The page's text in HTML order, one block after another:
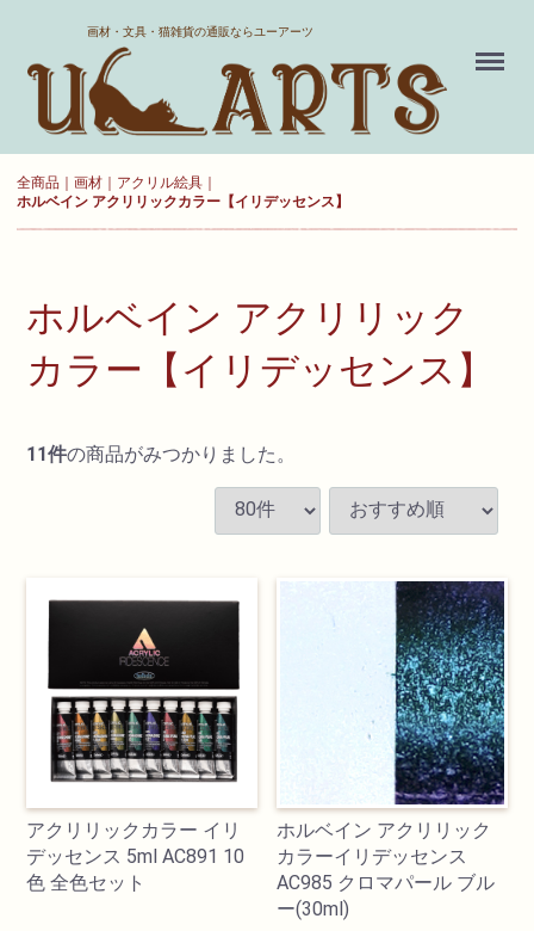
画材・文具・猫雑貨の通販ならユーアーツ
Menu
全商品 画材
アクリル絵具
ホルベイン アクリリックカラー【イリデッセンス】
ホルベイン アクリリック
カラー【イリデッセンス】
11件の商品がみつかりました。
アクリリックカラー イリ
デッセンス 5ml AC891 10
色 全色セット
ホルベイン アクリリック
カラーイリデッセンス
AC985 クロマパール ブル
ー(30ml)
ホーム
送料について
新規会員登録
ログイン
カート
商品はございません。
カテゴリ
書道用品